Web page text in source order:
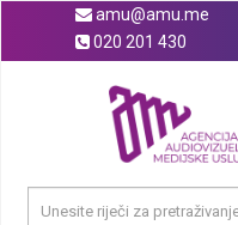
amu@amu.me
020 201 430